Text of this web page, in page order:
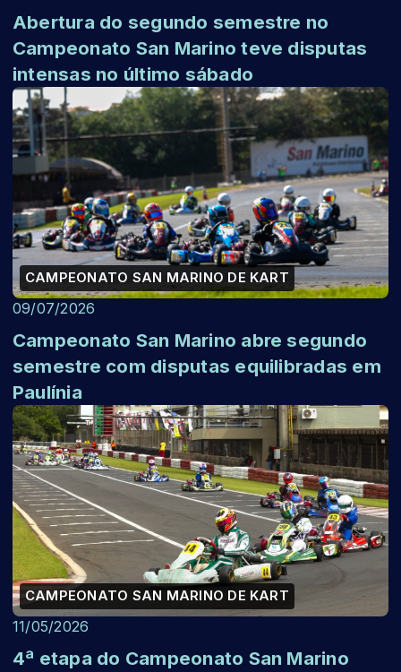
Abertura do segundo semestre no
Campeonato San Marino teve disputas
intensas no último sábado
CAMPEONATO SAN MARINO DE KART
09/07/2026
Campeonato San Marino abre segundo
semestre com disputas equilibradas em
Paulínia
CAMPEONATO SAN MARINO DE KART
11/05/2026
4ª etapa do Campeonato San Marino